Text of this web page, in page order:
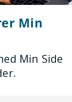
Min
Min Side